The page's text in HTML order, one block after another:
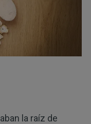
la raíz de